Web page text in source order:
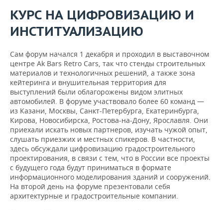
ONLINE-КОНФЕРЕНЦИИ
ХОККЕЙ
ВОЛЕЙБОЛ
КИБЕРСПОРТ
ФИГУРНОЕ КАТАНИЕ
ВОДНЫЕ ВИДЫ СПОРТА
ХОККЕЙ С МЯЧОМ
ВЛАСТЬ
ИСТОРИЯ
КУЛЬТУРА
МЕДИЦИНА
ОБРАЗОВАНИЕ
ПРОИСШЕСТВИЯ
СЮЖЕТЫ
СПИСОК ПЕРСОН
СПИСОК КОМПАНИЙ
ПОЛНАЯ ВЕРСИЯ
КУРС НА ЦИФРОВИЗАЦИЮ И
ИНСТИТУАЛИЗАЦИЮ
Сам форум начался 1 декабря и проходил в выставочном
центре Ak Bars Retro Cars, так что стенды строительных
материалов и технологичных решений, а также зона
кейтеринга и внушительная территория для
выступлений были облагорожены видом элитных
автомобилей. В форуме участвовало более 60 команд —
из Казани, Москвы, Санкт-Петербурга, Екатеринбурга,
Кирова, Новосибирска, Ростова-на-Дону, Ярославля. Они
приехали искать новых партнеров, изучать чужой опыт,
слушать приезжих и местных спикеров. В частности,
здесь обсуждали цифровизацию градостроительного
проектирования, в связи с тем, что в России все проекты
с будущего года будут приниматься в формате
информационного моделирования зданий и сооружений.
На второй день на форуме презентовали себя
архитектурные и градостроительные компании.